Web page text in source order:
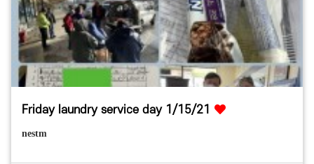
Friday laundry service day 1/15/21
nestm